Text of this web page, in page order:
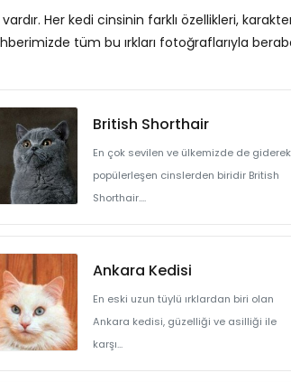
Her kedi cinsinin farklı özellikleri,
tüm bu ırkları fotoğraflarıyla
British Shorthair
En çok sevilen ve ülkemizde de giderek
popülerleşen cinslerden biridir British
Shorthair....
Ankara Kedisi
En eski uzun tüylü ırklardan biri olan
Ankara kedisi, güzelliği ve asilliği ile
karşı...